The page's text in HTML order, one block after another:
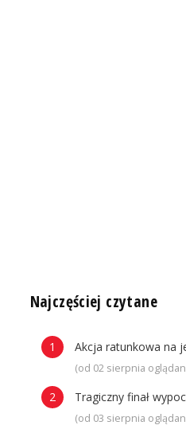
Najczęściej czytane
Akcja ratunkowa na
(od 02 sierpnia
Tragiczny finał
(od 03 sierpnia